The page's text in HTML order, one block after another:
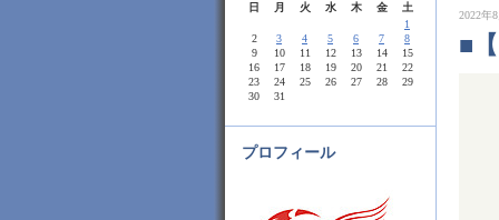
日 月 火 水 木 金
土
1
2
3 4 5 6 7
8
9
10 11 12 13 14
15
16
17 18 19 20 21
22
23
24 25 26 27 28
29
30
31
プロフィール
2022年
■